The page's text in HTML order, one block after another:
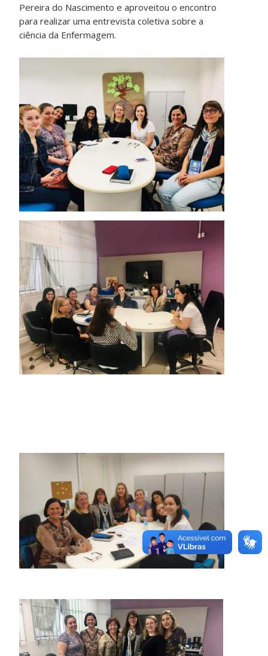
Pereira do Nascimento e aproveitou o encontro
para realizar uma entrevista coletiva sobre a
ciência da Enfermagem.